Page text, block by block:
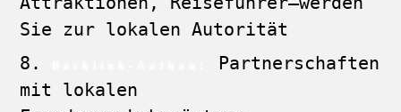
Sie zur lokalen Autorität
Partnerschaften
mit lokalen